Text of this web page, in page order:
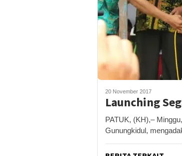
20 November 2017
Launching
PATUK, (KH),–
Gunungkidul,